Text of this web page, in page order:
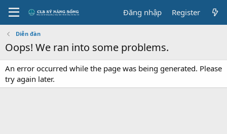
Đăng nhập Register
Diễn đàn
Oops! We ran into some problems.
An error occurred while the page was being generated. Please
try again later.